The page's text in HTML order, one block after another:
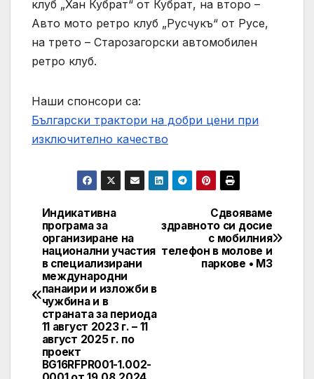
клуб „Хан Кубрат“ от Кубрат, на второ –
Авто мото ретро клуб „Русчукъ“ от Русе,
на трето – Старозагорски автомобилен
ретро клуб.
Наши спонсори са:
Български трактори на добри цени при
изключително качество
Post
navigation
Сдвояваме
здравното си досие
с мобилния
телефон в молове и
паркове • МЗ
Индикативна
програма за
организиране на
национални участия
в специализирани
международни
панаири и изложби в
чужбина и в
страната за периода
11 август 2023 г. – 11
август 2025 г. по
проект
BG16RFPR001-1.002-